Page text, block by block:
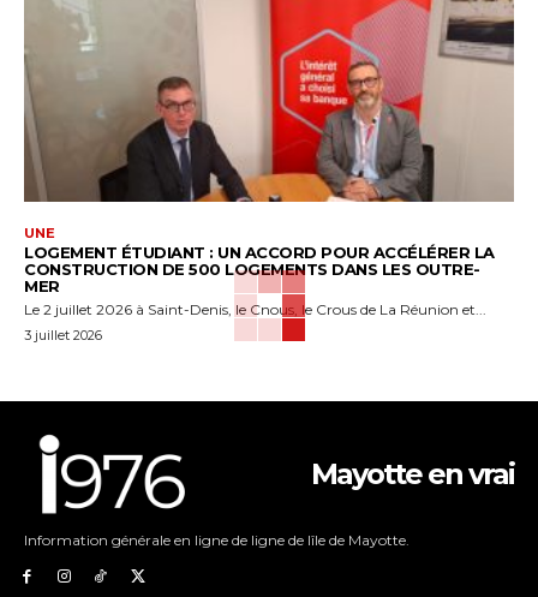
UNE
LOGEMENT ÉTUDIANT : UN ACCORD POUR ACCÉLÉRER LA
CONSTRUCTION DE 500 LOGEMENTS DANS LES OUTRE-
MER
Le 2 juillet 2026 à Saint-Denis, le Cnous, le Crous de La Réunion et...
3 juillet 2026